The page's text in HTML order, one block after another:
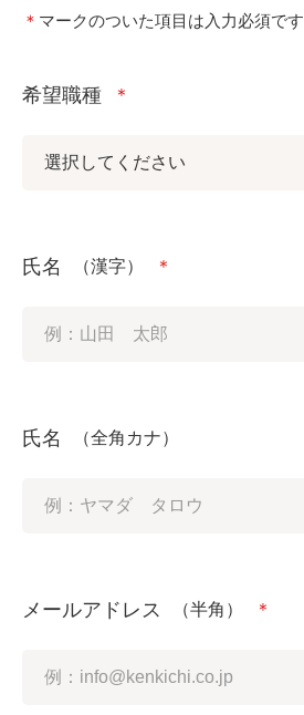
＊ マークのついた項目は入力必須です
希望職種 ＊
氏名 （漢字） ＊
氏名 （全角カナ）
メールアドレス （半角） ＊